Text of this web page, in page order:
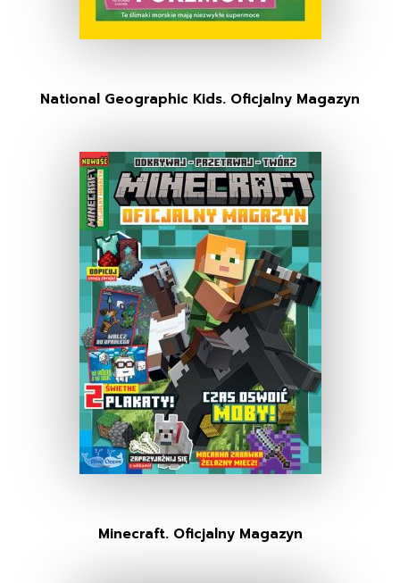
National Geographic Kids. Oficjalny Magazyn
Minecraft. Oficjalny Magazyn